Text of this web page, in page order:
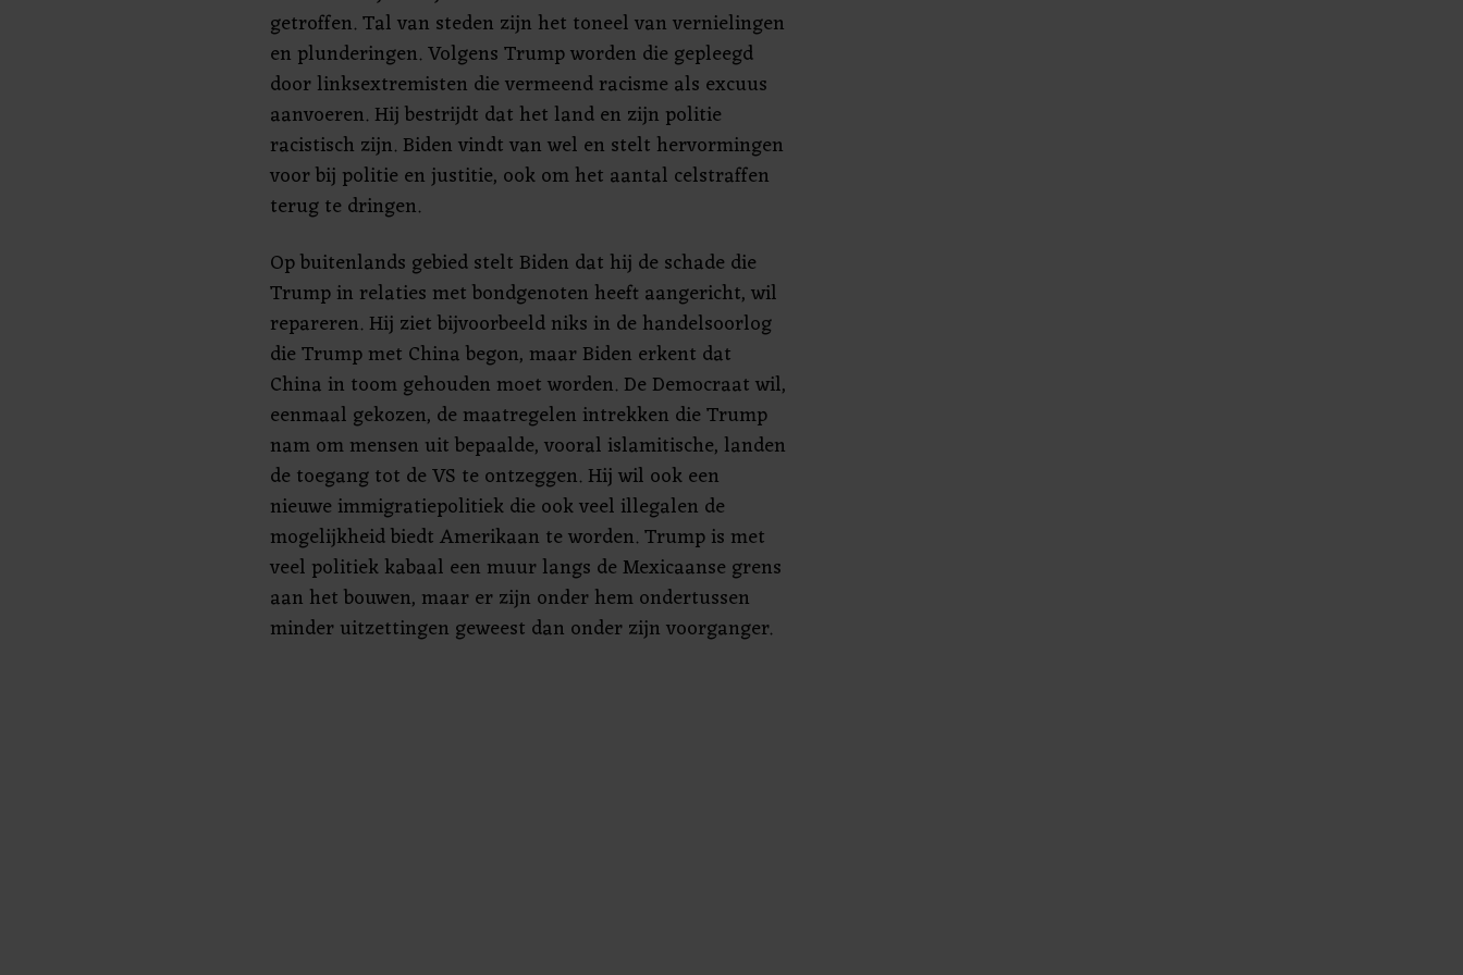
getroffen. Tal van steden zijn het toneel van vernielingen
en plunderingen. Volgens Trump worden die gepleegd
door linksextremisten die vermeend racisme als excuus
aanvoeren. Hij bestrijdt dat het land en zijn politie
racistisch zijn. Biden vindt van wel en stelt hervormingen
voor bij politie en justitie, ook om het aantal celstraffen
terug te dringen.
Op buitenlands gebied stelt Biden dat hij de schade die
Trump in relaties met bondgenoten heeft aangericht, wil
repareren. Hij ziet bijvoorbeeld niks in de handelsoorlog
die Trump met China begon, maar Biden erkent dat
China in toom gehouden moet worden. De Democraat wil,
eenmaal gekozen, de maatregelen intrekken die Trump
nam om mensen uit bepaalde, vooral islamitische, landen
de toegang tot de VS te ontzeggen. Hij wil ook een
nieuwe immigratiepolitiek die ook veel illegalen de
mogelijkheid biedt Amerikaan te worden. Trump is met
veel politiek kabaal een muur langs de Mexicaanse grens
aan het bouwen, maar er zijn onder hem ondertussen
minder uitzettingen geweest dan onder zijn voorganger.